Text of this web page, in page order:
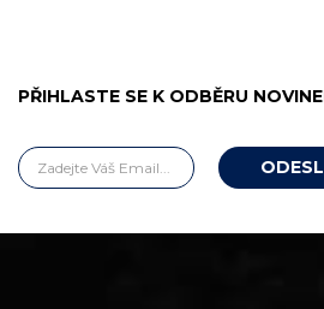
PŘIHLASTE SE K ODBĚRU